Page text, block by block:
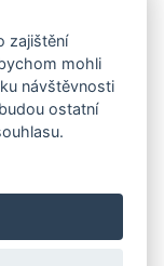
s žádným
nemusí nutně
zajištění
mohli
návštěvnosti
ostatní